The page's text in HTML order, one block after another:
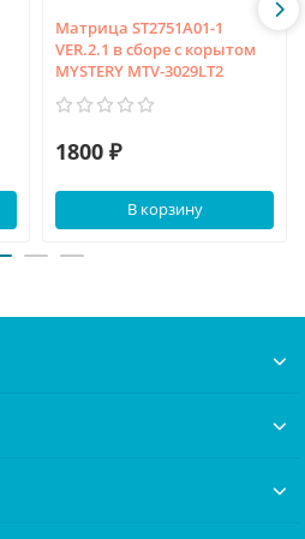
Матрица ST2751A01-1
VER.2.1 в сборе с корытом
MYSTERY MTV-3029LT2
1800 ₽
В корзину